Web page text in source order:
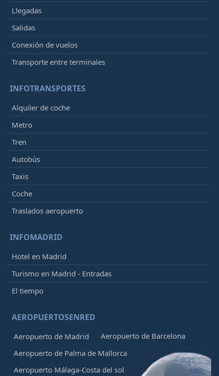
Llegadas
Salidas
Conexión de vuelos
Transporte entre terminales
INFOTRANSPORTES
Alquiler de coche
Metro
Tren
Autobús
Taxis
Coche
Traslados aeropuerto
INFOMADRID
Hotel en Madrid
Turismo en Madrid - Entradas
El tiempo
AEROPUERTOSENRED
Aeropuerto de Madrid
Aeropuerto de Barcelona
Aeropuerto de Palma de Mallorca
Aeropuerto Málaga-Costa del sol